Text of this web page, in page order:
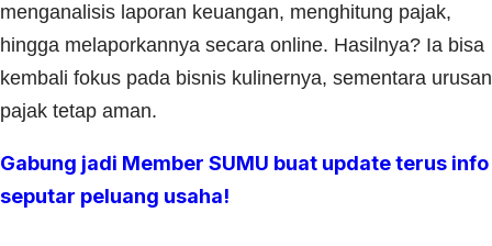
menganalisis laporan keuangan, menghitung pajak,
hingga melaporkannya secara online. Hasilnya? Ia bisa
kembali fokus pada bisnis kulinernya, sementara urusan
pajak tetap aman.
Gabung jadi Member SUMU buat update terus info
seputar peluang usaha!